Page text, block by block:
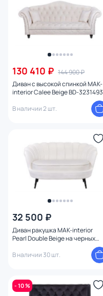
130 410 ₽ 144 900 ₽
Диван с высокой спинкой MAK-
interior Calee Beige BD-3231493
В наличии 2 шт.
32 500 ₽
Диван ракушка MAK-interior
Pearl Double Beige на черных
В наличии 30 шт.
- 10 %
Форма спинки
Жесткость
Подлокотники
Материал обивки 1
Материал каркаса
Тип опоры
Количество ножек
Цвет ножек
С ящиками
Высота (см)